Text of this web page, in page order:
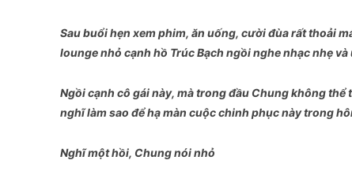
Sau buổi hẹn xem phim, ăn uống, cười đùa rất thoải
lounge nhỏ cạnh hồ Trúc Bạch ngồi nghe nhạc nhẹ
Ngồi cạnh cô gái này, mà trong đầu Chung không
nghĩ làm sao để hạ màn cuộc chinh phục này trong
Nghĩ một hồi, Chung nói nhỏ